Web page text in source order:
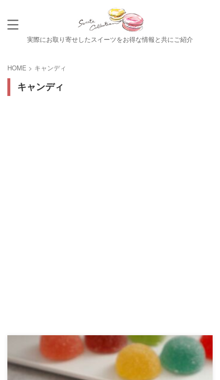
実際にお取り寄せしたスイーツをお得な情報と共にご紹介
HOME > キャンディ
キャンディ